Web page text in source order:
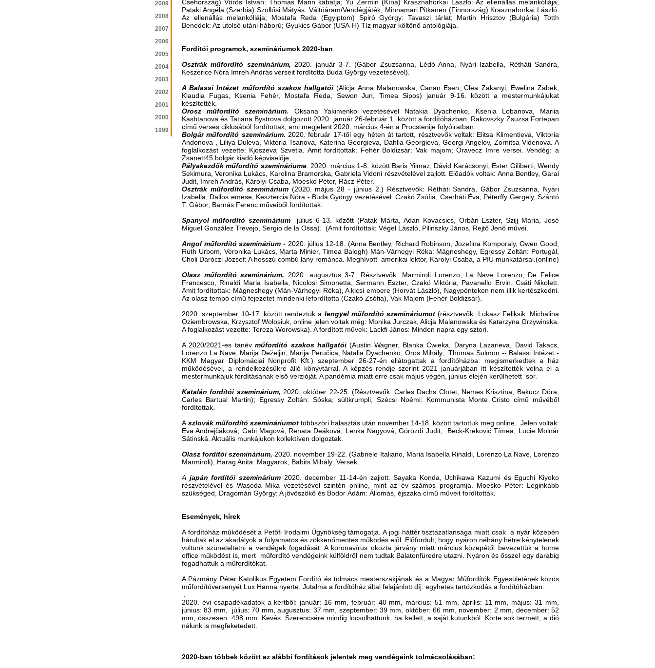
2009
2008
2007
2006
2005
2004
2003
2002
2001
2000
1999
Csehország) Vörös István: Thomas Mann kabátja; Yu Zermin (Kína) Krasznahorkai László: Az ellenállás melankóliája;
Pataki Angéla (Szerbia) Szöllősi Mátyás: Váltóáram/Vendégjáték; Minnamari Pitkänen (Finnország) Krasznahorkai László:
Az ellenállás melankóliája; Mostafa Reda (Egyiptom) Spiró György: Tavaszi tárlat; Martin Hrisztov (Bulgária) Totth
Benedek: Az utolsó utáni háború; Gyukics Gábor (USA-H) Tíz magyar költőnő antológiája.
Fordítói programok, szemináriumok 2020-ban
Osztrák műfordító szeminárium, 2020. január 3-7. (Gábor Zsuzsanna, Lédó Anna, Nyári Izabella, Rétháti Sandra,
Keszerice Nóra Imreh András verseit fordította Buda György vezetésével).
A Balassi Intézet műfordító szakos hallgatói (Alicja Anna Malanowska, Canan Esen, Clea Zakanyi, Ewelina Zabek,
Klaudia Fugas, Ksenia Fehér, Mostafa Reda, Sewon Jun, Timea Sipos) január 9-16. között a mestermunkájukat
készítették.
Orosz műfordító szeminárium.
Oksana Yakimenko vezetésével Natakia Dyachenko, Ksenia Lobanova, Mariia
Kashtanova és Tatiana Bystrova dolgozott 2020. január 26-február 1. között a fordítóházban. Rakovszky Zsuzsa Fortepan
című verses ciklusából fordítottak, ami megjelent 2020. március 4-én a Procstenije folyóiratban.
Bolgár műfordító szeminárium. 2020. február 17-től egy héten át tartott, résztvevők voltak: Elitsa Klimentieva, Viktoria
Andonova , Liliya Duleva, Viktoria Tsanova, Katerina Georgieva, Dahlia Georgieva, Georgi Angelov, Zornitsa Videnova. A
foglalkozást vezette: Kjoszeva Szvetla. Amit fordítottak: Fehér Boldizsár: Vak majom; Oravecz Imre versei. Vendég: a
Zsanett45 bolgár kiadó képviselője;
Pályakezdők műfordító szemináriuma . 2020. március 1-8.
között Baris Yilmaz, Dávid Karácsonyi, Ester Giliberti, Wendy
Sekimura, Veronika Lukács, Karolina Bramorska, Gabriela Vidoni részvételével zajlott. Előadók voltak: Anna Bentley, Garai
Judit, Imreh András, Károlyi Csaba, Moesko Péter, Rácz Péter.
Osztrák műfordító szeminárium (2020. május 28 - június 2.) Résztvevők: Rétháti Sandra, Gábor Zsuzsanna, Nyári
Izabella, Dallos emese, Kesztercia Nóra - Buda György vezetésével. Czakó Zsófia, Cserháti Éva, Péterffy Gergely, Szántó
T. Gábor, Barnás Ferenc műveiből fordítottak.
Spanyol műfordító szemináriumjúlius 6-13. között (Patak Márta, Adan Kovacsics, Orbán Eszter, Szijj Mária, José
Miguel González Trevejo, Sergio de la Ossa). (Amit fordítottak: Végel László, Pilinszky János, Rejtő Jenő művei.
Angol műfordító szeminárium - 2020. július 12-18. (Anna Bentley, Richard Robinson, Jozefina Komporaly, Owen Good,
Ruth Urbom, Veronika Lukács, Marta Minier, Timea Balogh) Mán-Várhegyi Réka: Mágneshegy, Egressy Zoltán: Portugál,
Choli Daróczi József: A hosszú combú lány románca. Meghívott amerikai lektor, Károlyi Csaba, a PIÜ munkatársai.(online)
Olasz műfordító szeminárium, 2020. augusztus 3-7. Résztvevők: Marmiroli Lorenzo, La Nave Lorenzo, De Felice
Francesco, Rinaldi Maria Isabella, Nicolosi Simonetta, Sermann Eszter, Czakó Viktória, Pavanello Ervin. Csáti Nikolett.
Amit fordítottak: Mágneshegy (Mán-Várhegyi Réka), A kicsi embere (Horvát László), Nagypénteken nem illik kertészkedni.
Az olasz tempó című fejezetet mindenki lefordította (Czakó Zsófia), Vak Majom (Fehér Boldizsár).
2020. szeptember 10-17. között rendeztük a lengyel műfordító szemináriumot (résztvevők: Lukasz Feliksik. Michalina
Oziembrowska, Krzysztof Wolosiuk, online jelen voltak még: Monika Jurczak, Alicja Malanowska és Katarzyna Grzywinska.
A foglalkozást vezette: Tereza Worowska). A fordított művek: Lackfi János: Minden napra egy sztori.
A 2020/2021-es tanévműfordító szakos hallgatói(Austin Wagner, Blanka Cwieka, Daryna Lazarieva, David Takacs,
Lorenzo La Nave, Marija Deželjin, Marija Peručica, Natalia Dyachenko, Oros Mihály, Thomas Sulmon -- Balassi Intézet -
KKM Magyar Diplomáciai Nonprofit Kft.) szeptember 26-27-én ellátogattak a fordítóházba: megismerkedtek a ház
működésével, a rendelkezésükre álló könyvtárral. A képzés rendje szerint 2021 januárjában itt készítették volna el a
mestermunkájuk fordításának első verzióját. A pandémia miatt erre csak május végén, június elején kerülhetett sor.
Katalán fordítói szeminárium, 2020. október 22-25. (Résztvevők: Carles Dachs Clotet, Nemes Krisztina, Bakucz Dóra,
Carles Bartual Martin); Egressy Zoltán: Sóska, sültkrumpli, Szécsi Noémi: Kommunista Monte Cristo című művéből
fordítottak.
A szlovák műfordító szemináriumot többszöri halasztás után november 14-18. között tartottuk meg online.
Jelen voltak:
Eva Andrejčáková, Gabi Magová, Renata Deáková, Lenka Nagyová, Görözdi Judit, Beck-Kreković Tímea, Lucie Molnár
Sátinská. Aktuális munkájukon kollektíven dolgoztak.
Olasz fordítói szeminárium, 2020. november 19-22. (Gabriele Italiano, Maria Isabella Rinaldi, Lorenzo La Nave, Lorenzo
Marmiroli), Harag Anita: Magyarok, Babits Mihály: Versek.
A japán fordítói szeminárium 2020. december 11-14-én zajlott. Sayaka Konda, Uchikawa Kazumi és Eguchi Kiyoko
részvételével és Waseda Mika vezetésével szintén online, mint az év számos programja. Moesko Péter: Leginkább
szükséged, Dragomán György: A jövőszökő és Bodor Ádám: Állomás, éjszaka című műveit fordították.
Események, hírek
A fordítóház működését a Petőfi Irodalmi Ügynökség támogatja. A jogi háttér tisztázatlansága miatt csak a nyár közepén
hárultak el az akadályok a folyamatos és zökkenőmentes működés elől. Előfordult, hogy nyáron néhány hétre kénytelenek
voltunk szüneteltetni a vendégek fogadását. A koronavírus okozta járvány miatt március közepétől bevezettük a home
office működést is, mert műfordító vendégeink külföldről nem tudtak Balatonfüredre utazni. Nyáron és ősszel egy darabig
fogadhattuk a műfordítókat.
A Pázmány Péter Katolikus Egyetem Fordító és tolmács mesterszakjának és a Magyar Műfordítók Egyesületének közös
műfordítóversenyét Lux Hanna nyerte. Jutalma a fordítóház által felajánlott díj: egyhetes tartózkodás a fordítóházban.
2020. évi csapadékadatok a kertből: január: 16 mm, február: 40 mm, március: 51 mm, április: 11 mm, május: 31 mm,
június: 83 mm, július: 70 mm, augusztus: 37 mm, szeptember: 39 mm, október: 66 mm, november: 2 mm, december: 52
mm, összesen: 498 mm. Kevés. Szerencsére mindig locsolhattunk, ha kellett, a saját kutunkból. Körte sok termett, a dió
nálunk is megfeketedett.
2020-ban többek között az alábbi fordítások jelentek meg vendégeink tolmácsolásában: